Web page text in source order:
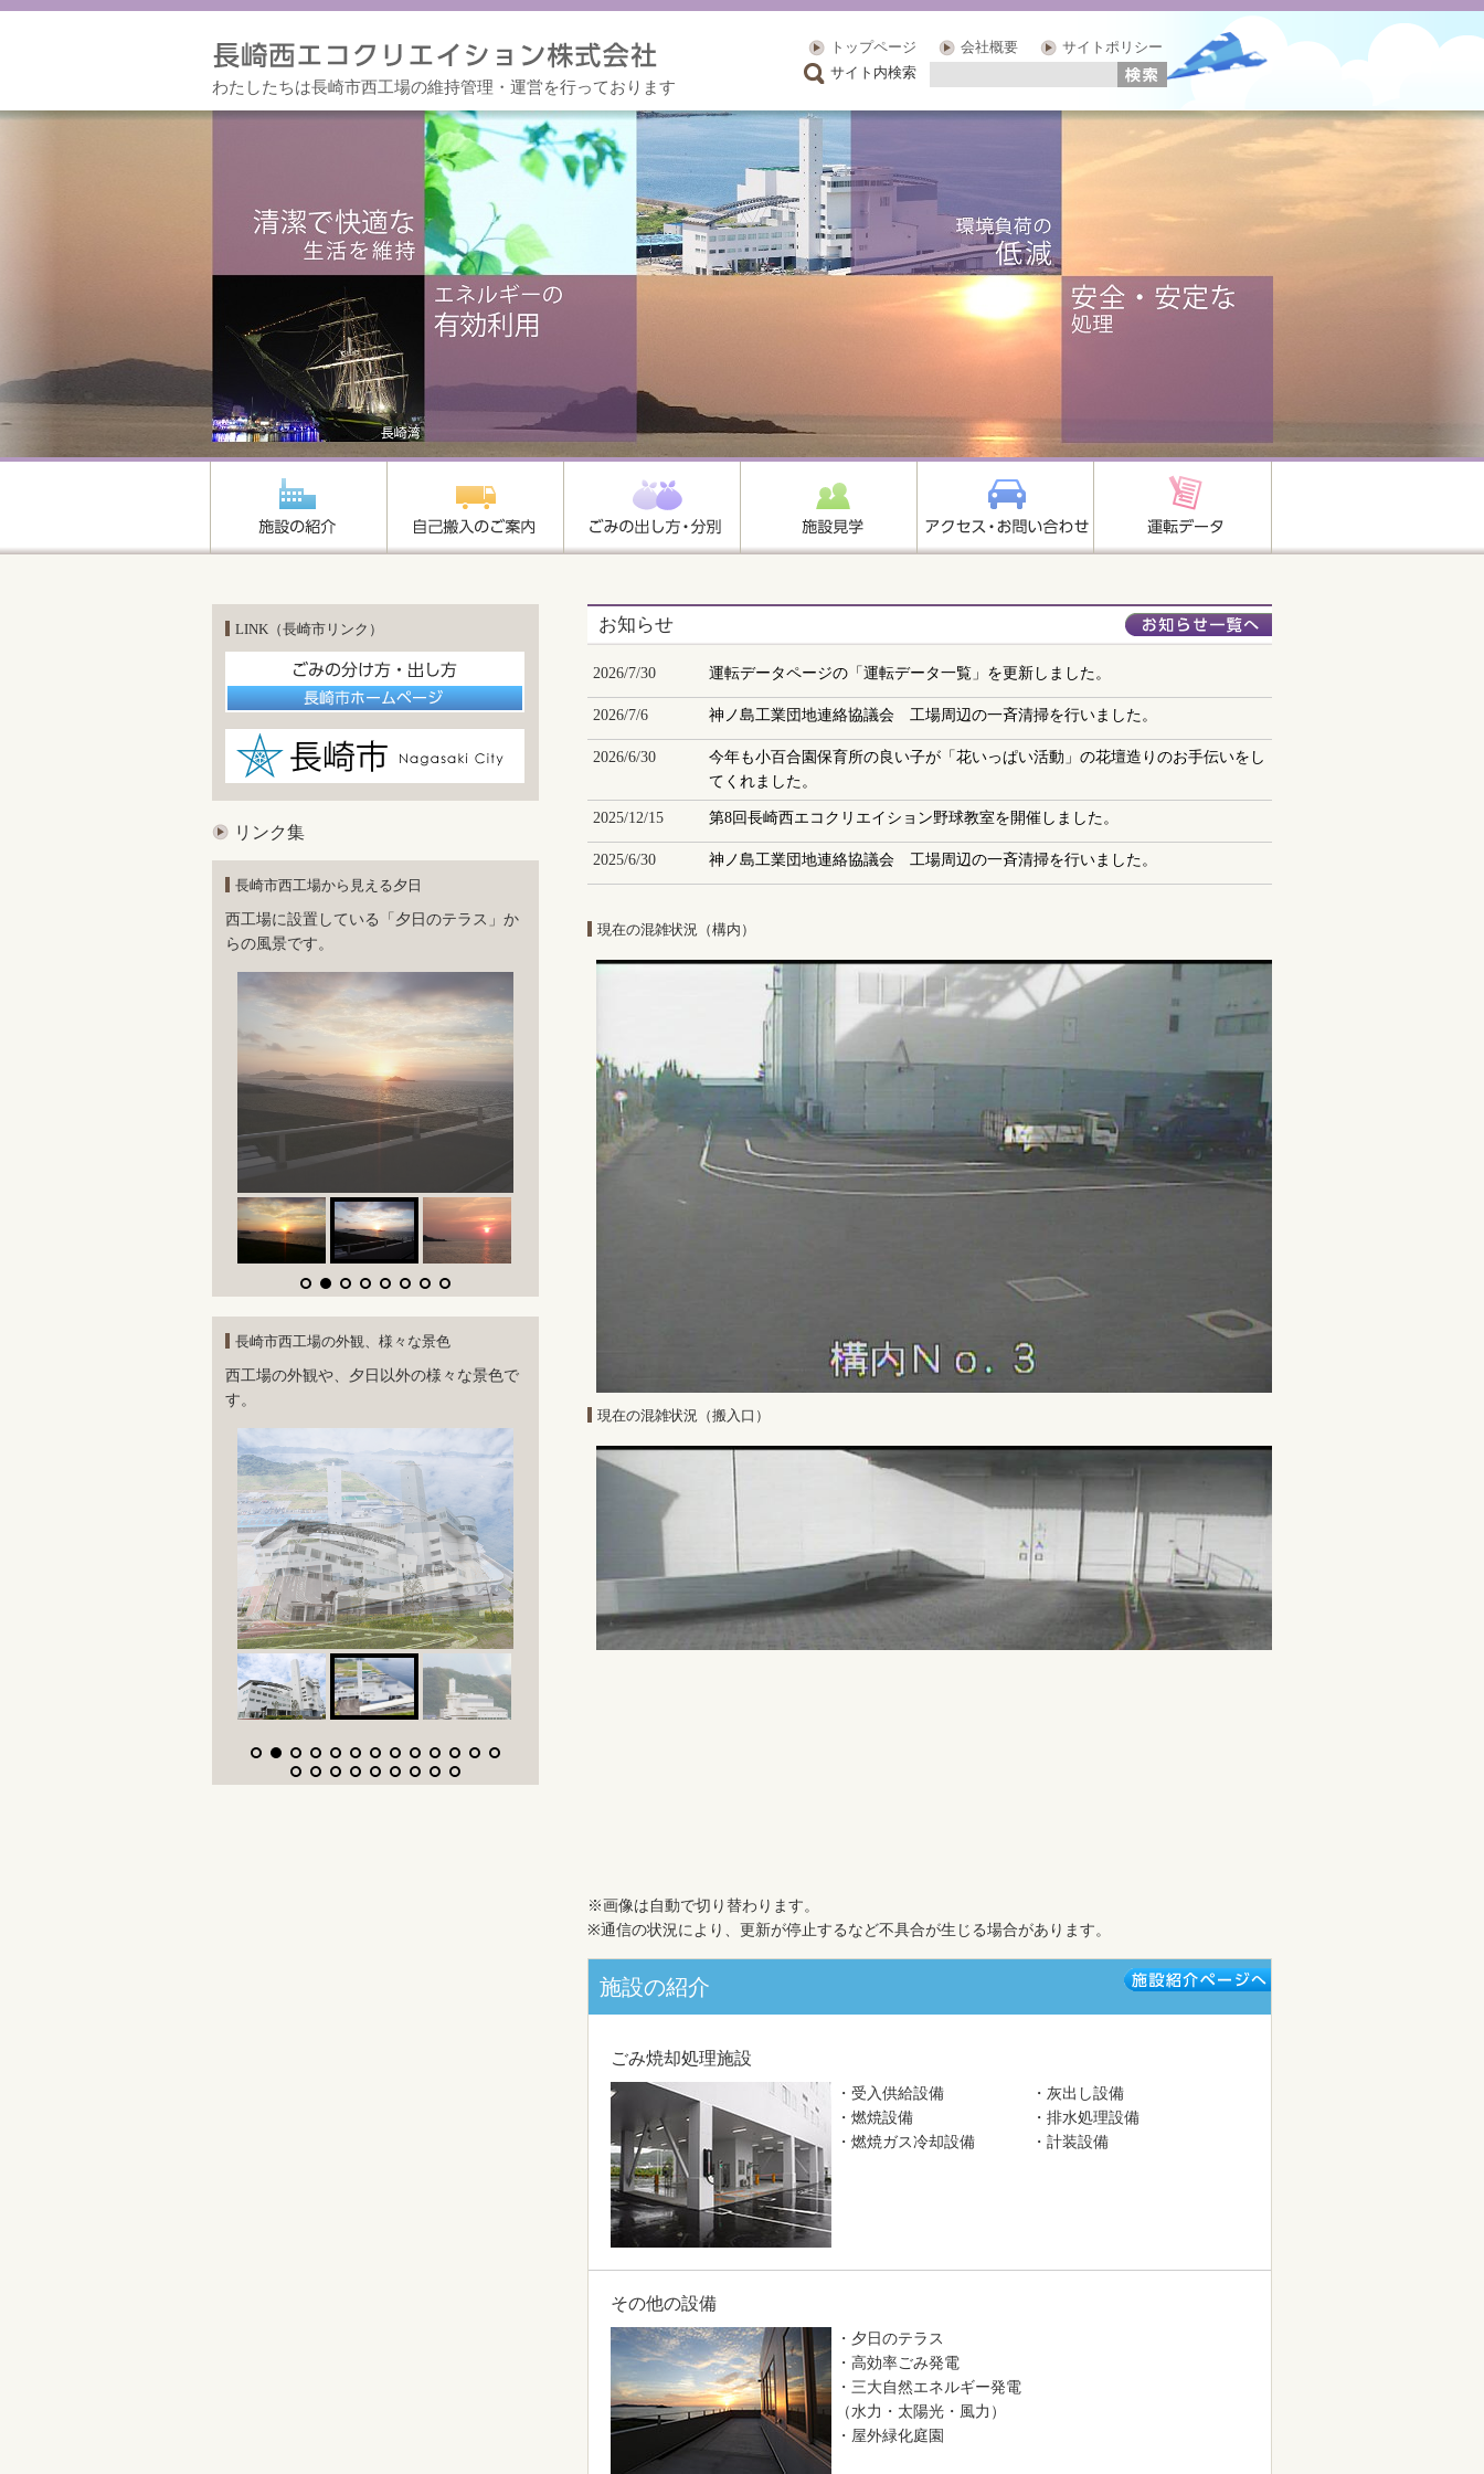
わたしたちは長崎市西工場の維持管理・運営を行っております
トップページ 会社概要
サイトポリシー
サイト内検索
LINK（長崎市リンク）
リンク集
長崎市西工場から見える夕日
西工場に設置している「夕日のテラス」か
らの風景です。
長崎市西工場の外観、様々な景色
西工場の外観や、夕日以外の様々な景色で
す。
お知らせ
2026/7/30 運転データページの「運転データ一覧」を更新しました。
2026/7/6 神ノ島工業団地連絡協議会 工場周辺の一斉清掃を行いました。
2026/6/30
今年も小百合園保育所の良い子が「花いっぱい活動」の花壇造りのお手伝いをし
てくれました。
2025/12/15 第8回長崎西エコクリエイション野球教室を開催しました。
2025/6/30 神ノ島工業団地連絡協議会 工場周辺の一斉清掃を行いました。
現在の混雑状況（構内）
現在の混雑状況（搬入口）
※画像は自動で切り替わります。
※通信の状況により、更新が停止するなど不具合が生じる場合があります。
施設の紹介
ごみ焼却処理施設
・受入供給設備
・燃焼設備
・燃焼ガス冷却設備
・灰出し設備
・排水処理設備
・計装設備
その他の設備
・夕日のテラス
・高効率ごみ発電
・三大自然エネルギー発電
（水力・太陽光・風力）
・屋外緑化庭園